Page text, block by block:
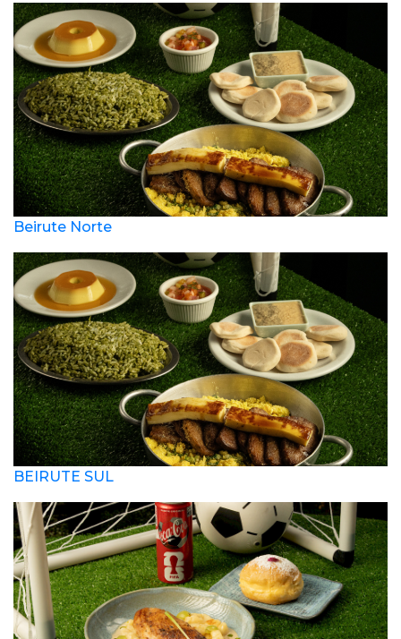
Beirute Norte
BEIRUTE SUL